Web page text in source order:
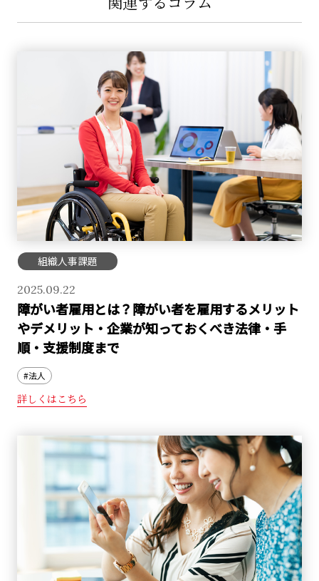
組織人事課題
2025.09.22
障がい者雇用とは？障がい者を雇用するメリット
やデメリット・企業が知っておくべき法律・手
順・支援制度まで
#法人
詳しくはこちら